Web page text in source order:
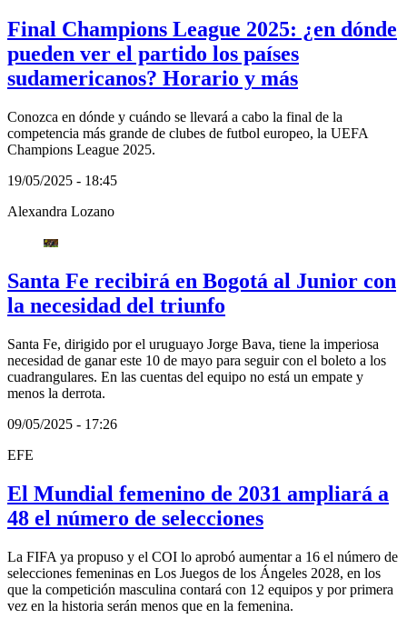
Final Champions League 2025: ¿en dónde
pueden ver el partido los países
sudamericanos? Horario y más
Conozca en dónde y cuándo se llevará a cabo la final de la
competencia más grande de clubes de futbol europeo, la UEFA
Champions League 2025.
19/05/2025 - 18:45
Alexandra Lozano
Santa Fe recibirá en Bogotá al Junior con
la necesidad del triunfo
Santa Fe, dirigido por el uruguayo Jorge Bava, tiene la imperiosa
necesidad de ganar este 10 de mayo para seguir con el boleto a los
cuadrangulares. En las cuentas del equipo no está un empate y
menos la derrota.
09/05/2025 - 17:26
EFE
El Mundial femenino de 2031 ampliará a
48 el número de selecciones
La FIFA ya propuso y el COI lo aprobó aumentar a 16 el número de
selecciones femeninas en Los Juegos de los Ángeles 2028, en los
que la competición masculina contará con 12 equipos y por primera
vez en la historia serán menos que en la femenina.